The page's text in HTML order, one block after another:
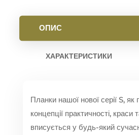
ОПИС
ХАРАКТЕРИСТИКИ
Планки нашої нової серії S,
концепції практичності, краси
вписується у будь-який